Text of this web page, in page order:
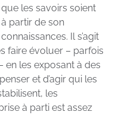
les savoirs soient
partir de son
Il s’agit
faire évoluer – parfois
en les exposant à des
et d’agir qui les
les
à parti est assez